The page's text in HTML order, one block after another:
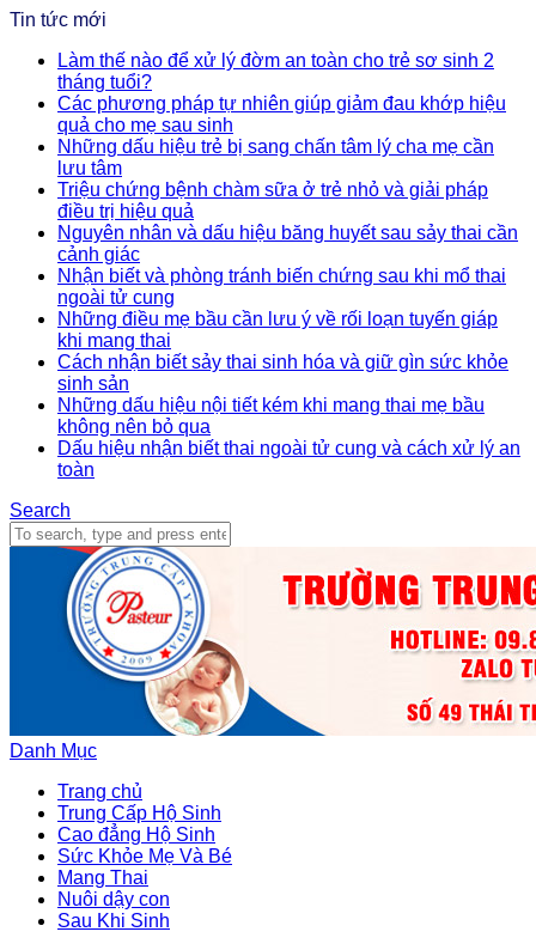
Tin tức mới
Làm thế nào để xử lý đờm an toàn cho trẻ sơ sinh 2
tháng tuổi?
Các phương pháp tự nhiên giúp giảm đau khớp hiệu
quả cho mẹ sau sinh
Những dấu hiệu trẻ bị sang chấn tâm lý cha mẹ cần
lưu tâm
Triệu chứng bệnh chàm sữa ở trẻ nhỏ và giải pháp
điều trị hiệu quả
Nguyên nhân và dấu hiệu băng huyết sau sảy thai cần
cảnh giác
Nhận biết và phòng tránh biến chứng sau khi mổ thai
ngoài tử cung
Những điều mẹ bầu cần lưu ý về rối loạn tuyến giáp
khi mang thai
Cách nhận biết sảy thai sinh hóa và giữ gìn sức khỏe
sinh sản
Những dấu hiệu nội tiết kém khi mang thai mẹ bầu
không nên bỏ qua
Dấu hiệu nhận biết thai ngoài tử cung và cách xử lý an
toàn
Search
Danh Mục
Trang chủ
Trung Cấp Hộ Sinh
Cao đẳng Hộ Sinh
Sức Khỏe Mẹ Và Bé
Mang Thai
Nuôi dậy con
Sau Khi Sinh